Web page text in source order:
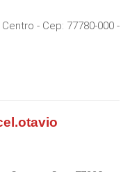
Centro - Cep: 77780-000 -